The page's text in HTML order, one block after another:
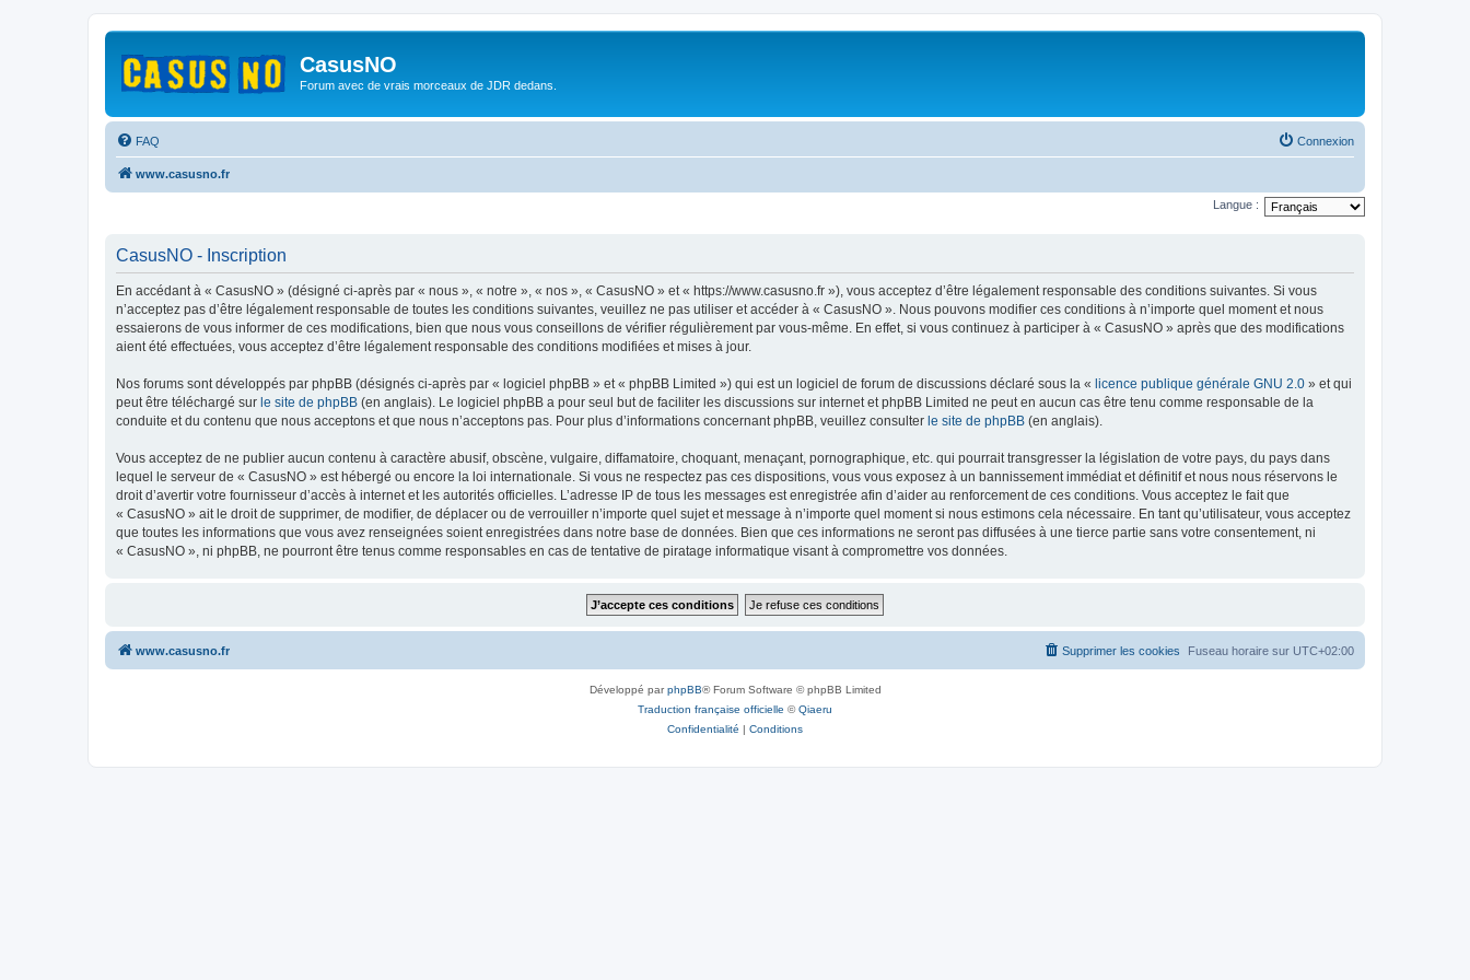
CasusNO
Forum avec de vrais morceaux de JDR dedans.
FAQ Connexion
www.casusno.fr
Langue :
CasusNO - Inscription
En accédant à « CasusNO » (désigné ci-après par « nous », « notre », « nos », « CasusNO » et « https://www.casusno.fr »), vous acceptez d’être légalement responsable des conditions suivantes. Si vous
n’acceptez pas d’être légalement responsable de toutes les conditions suivantes, veuillez ne pas utiliser et accéder à « CasusNO ». Nous pouvons modifier ces conditions à n’importe quel moment et nous
essaierons de vous informer de ces modifications, bien que nous vous conseillons de vérifier régulièrement par vous-même. En effet, si vous continuez à participer à « CasusNO » après que des modifications
aient été effectuées, vous acceptez d’être légalement responsable des conditions modifiées et mises à jour.
Nos forums sont développés par phpBB (désignés ci-après par « logiciel phpBB » et « phpBB Limited ») qui est un logiciel de forum de discussions déclaré sous la « licence publique générale GNU 2.0 » et qui
peut être téléchargé sur le site de phpBB (en anglais). Le logiciel phpBB a pour seul but de faciliter les discussions sur internet et phpBB Limited ne peut en aucun cas être tenu comme responsable de la
conduite et du contenu que nous acceptons et que nous n’acceptons pas. Pour plus d’informations concernant phpBB, veuillez consulter le site de phpBB (en anglais).
Vous acceptez de ne publier aucun contenu à caractère abusif, obscène, vulgaire, diffamatoire, choquant, menaçant, pornographique, etc. qui pourrait transgresser la législation de votre pays, du pays dans
lequel le serveur de « CasusNO » est hébergé ou encore la loi internationale. Si vous ne respectez pas ces dispositions, vous vous exposez à un bannissement immédiat et définitif et nous nous réservons le
droit d’avertir votre fournisseur d’accès à internet et les autorités officielles. L’adresse IP de tous les messages est enregistrée afin d’aider au renforcement de ces conditions. Vous acceptez le fait que
« CasusNO » ait le droit de supprimer, de modifier, de déplacer ou de verrouiller n’importe quel sujet et message à n’importe quel moment si nous estimons cela nécessaire. En tant qu’utilisateur, vous acceptez
que toutes les informations que vous avez renseignées soient enregistrées dans notre base de données. Bien que ces informations ne seront pas diffusées à une tierce partie sans votre consentement, ni
« CasusNO », ni phpBB, ne pourront être tenus comme responsables en cas de tentative de piratage informatique visant à compromettre vos données.
www.casusno.fr Fuseau horaire sur UTC+02:00
Supprimer les cookies
Développé parphpBB® Forum Software © phpBB Limited
Traduction française officielle ©Qiaeru
Confidentialité | Conditions